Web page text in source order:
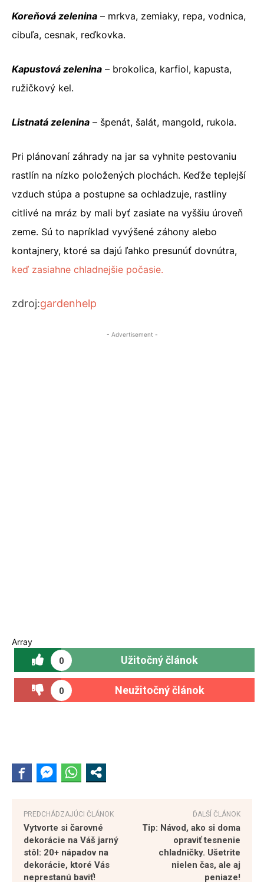
Koreňová zelenina – mrkva, zemiaky, repa, vodnica,
cibuľa, cesnak, reďkovka.
Kapustová zelenina – brokolica, karfiol, kapusta,
ružičkový kel.
Listnatá zelenina – špenát, šalát, mangold, rukola.
Pri plánovaní záhrady na jar sa vyhnite pestovaniu
rastlín na nízko položených plochách. Keďže teplejší
vzduch stúpa a postupne sa ochladzuje, rastliny
citlivé na mráz by mali byť zasiate na vyššiu úroveň
zeme. Sú to napríklad vyvýšené záhony alebo
kontajnery, ktoré sa dajú ľahko presunúť dovnútra,
keď zasiahne chladnejšie počasie.
zdroj:gardenhelp
- Advertisement -
Array
0 Užitočný článok
0 Neužitočný článok
PREDCHÁDZAJÚCI ČLÁNOK
Vytvorte si čarovné
dekorácie na Váš jarný
stôl: 20+ nápadov na
dekorácie, ktoré Vás
neprestanú baviť!
ĎALŠÍ ČLÁNOK
Tip: Návod, ako si doma
opraviť tesnenie
chladničky. Ušetrite
nielen čas, ale aj
peniaze!